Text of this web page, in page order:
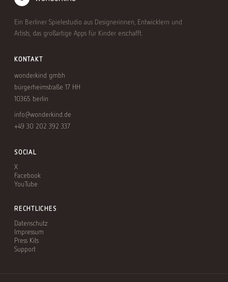
Ein Berliner Spielestudio aus Designerinnen, Entwicklern und
Artists, das großartige Apps für Kinder erschafft.
KONTAKT
wonderkind gmbh
bürgerheimstraße 17 HH
10365 berlin
info@wonderkind.de
+49 30 202 392 337
SOCIAL
X
Facebook
YouTube
RECHTLICHES
Datenschutz
Impressum
Press Kits
Support